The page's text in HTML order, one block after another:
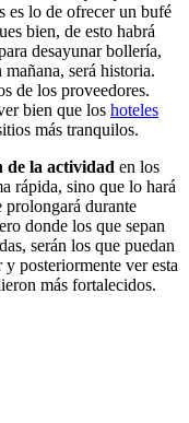
es lo de ofrecer un bufé
bien, de esto habrá
desayunar bollería,
será historia.
de los proveedores.
bien que los hoteles
más tranquilos.
de la actividad en los
rápida, sino que lo hará
prolongará durante
donde los que sepan
serán los que puedan
posteriormente ver esta
más fortalecidos.